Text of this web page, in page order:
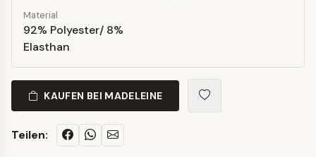
Material
92% Polyester/ 8%
Elasthan
KAUFEN BEI MADELEINE
Teilen: